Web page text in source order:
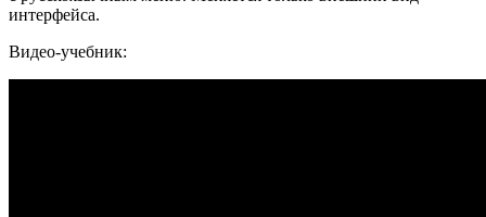
интерфейса.
Видео-учебник: